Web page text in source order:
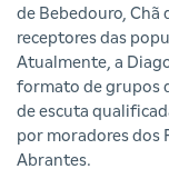
de Bebedouro, Chã
receptores das
Atualmente, a
formato de grupos
de escuta
por moradores dos
Abrantes.